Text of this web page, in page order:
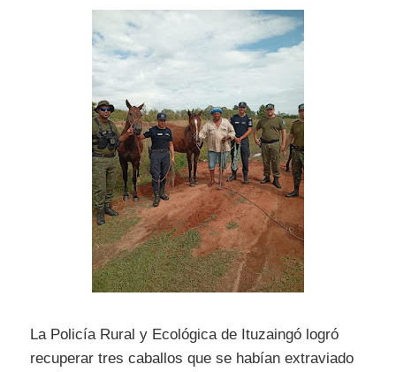
La Policía Rural y Ecológica de Ituzaingó logró
recuperar tres caballos que se habían extraviado